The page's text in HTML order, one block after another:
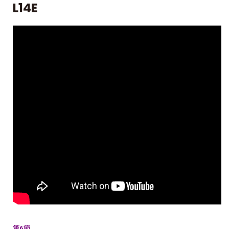
L14E